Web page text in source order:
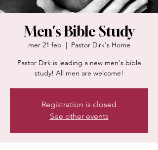
Men's Bible Study
mer 21 feb
  |
Pastor Dirk's Home
Pastor Dirk is leading a new men's bible
study! All men are welcome!
Registration is closed
See other events